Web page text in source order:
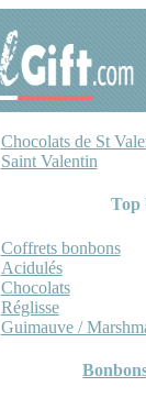
Chocolats de St
Saint Valentin
Top
Coffrets bonbons
Acidulés
Chocolats
Réglisse
Guimauve /